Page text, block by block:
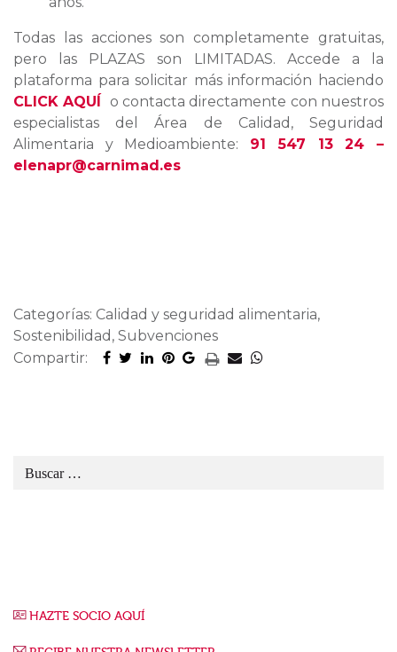
Todas las acciones son completamente gratuitas,
pero las PLAZAS son LIMITADAS. Accede a la
plataforma para solicitar más información haciendo
CLICK AQUÍ
o contacta directamente con nuestros
especialistas del Área de Calidad, Seguridad
Alimentaria y Medioambiente: 91 547 13 24 –
elenapr@carnimad.es
Categorías: Calidad y seguridad alimentaria,
Sostenibilidad, Subvenciones
Compartir:
HAZTE SOCIO AQUÍ